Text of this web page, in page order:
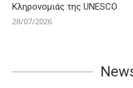
Κληρονομιάς της UNESCO
28/07/2026